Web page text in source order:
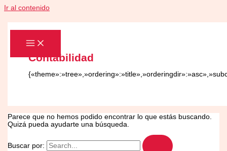
Ir al contenido
Contabilidad
Parece que no hemos podido encontrar lo que estás buscando.
Quizá pueda ayudarte una búsqueda.
Buscar por: